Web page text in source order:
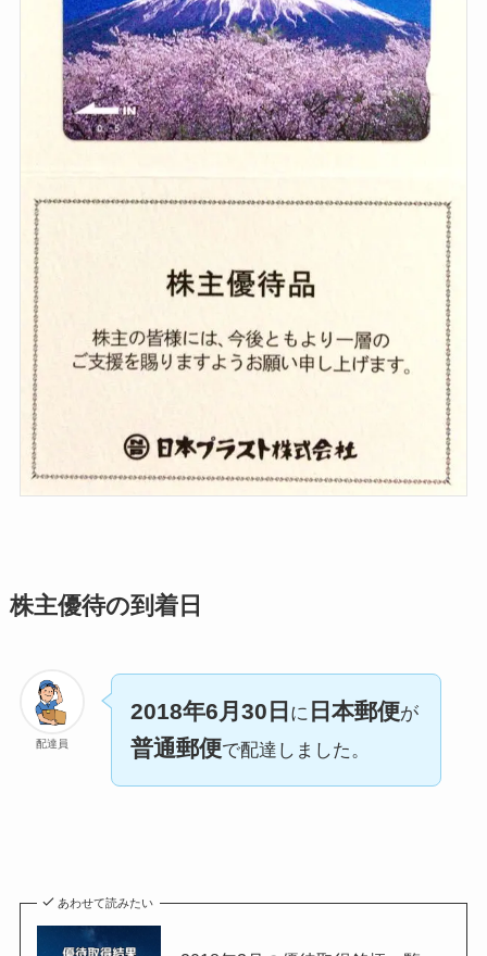
株主優待の到着日
配達員
2018年6月30日 に 日本郵便が
普通郵便で配達しました。
あわせて読みたい